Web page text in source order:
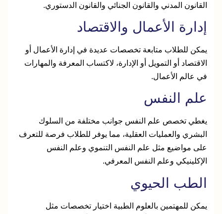
القانون المدني والقانون الجنائي والقانون الدستوري.
إدارة الأعمال والاقتصاد
يمكن للطلاب متابعة تخصصات عديدة في إدارة الأعمال أو
الاقتصاد أو التمويل أو الإدارة، لاكتساب المعرفة والمهارات
في عالم الأعمال.
علم النفس
يغطي تخصص علم النفس جوانب مختلفة من السلوك
البشري والعمليات العقلية، مما يوفر للطلاب فرصة للتعرف
على مواضيع مثل علم النفس التنموي وعلم النفس
الإكلينيكي وعلم النفس المعرفي.
الطب الحيوي
يمكن للمهتمين بالعلوم الطبية اختيار تخصصات مثل